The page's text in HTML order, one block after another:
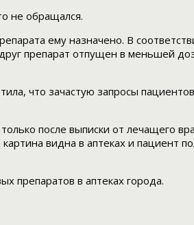
не обращался.
ему назначено. В
препарат отпущен в меньшей
что зачастую запросы
после выписки от лечащего
видна в аптеках и пациент
препаратов в аптеках города.